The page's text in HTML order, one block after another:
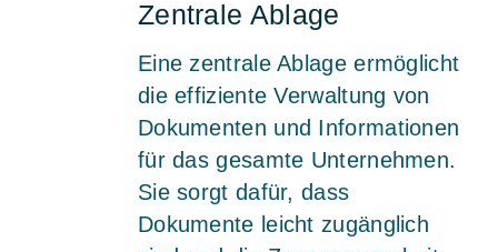
Zentrale Ablage
Eine zentrale Ablage ermöglicht
die effiziente Verwaltung von
Dokumenten und Informationen
für das gesamte Unternehmen.
Sie sorgt dafür, dass
Dokumente leicht zugänglich